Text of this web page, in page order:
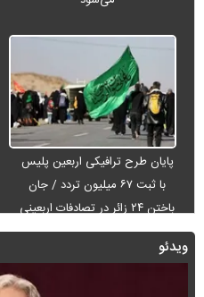
پایان طرح ترافیکی اربعین پلیس
با ثبت ۶۷ میلیون تردد / جان
باختن ۲۴ زائر در تصادفات اربعینی
ویدئو